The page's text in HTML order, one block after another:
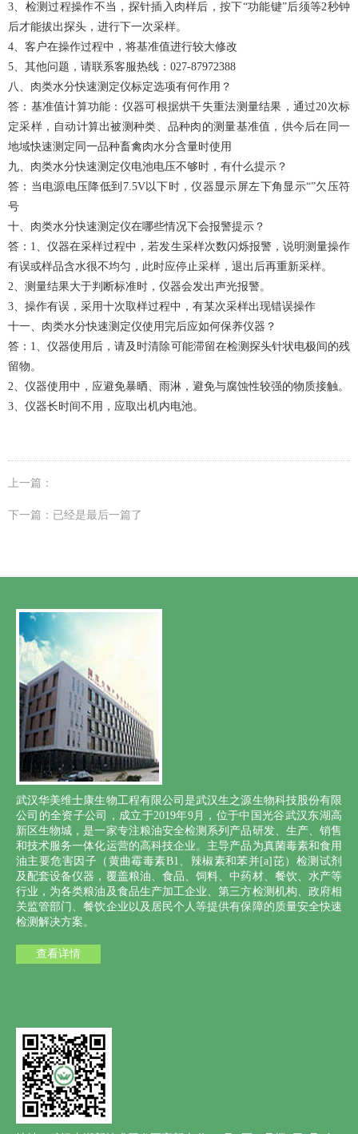
3、检测过程操作不当，探针插入肉样后，按下“功能键”后须等2秒钟
后才能拔出探头，进行下一次采样。
4、客户在操作过程中，将基准值进行较大修改
5、其他问题，请联系客服热线：027-87972388
八、肉类水分快速测定仪标定选项有何作用？
答：基准值计算功能：仪器可根据烘干失重法测量结果，通过20次标
定采样，自动计算出被测种类、品种肉的测量基准值，供今后在同一
地域快速测定同一品种畜禽肉水分含量时使用
九、肉类水分快速测定仪电池电压不够时，有什么提示？
答：当电源电压降低到7.5V以下时，仪器显示屏左下角显示“”欠压符
号
十、肉类水分快速测定仪在哪些情况下会报警提示？
答：1、仪器在采样过程中，若发生采样次数闪烁报警，说明测量操作
有误或样品含水很不均匀，此时应停止采样，退出后再重新采样。
2、测量结果大于判断标准时，仪器会发出声光报警。
3、操作有误，采用十次取样过程中，有某次采样出现错误操作
十一、肉类水分快速测定仪使用完后应如何保养仪器？
答：1、仪器使用后，请及时清除可能滞留在检测探头针状电极间的残
留物。
2、仪器使用中，应避免暴晒、雨淋，避免与腐蚀性较强的物质接触。
3、仪器长时间不用，应取出机内电池。
上一篇：
下一篇：已经是最后一篇了
武汉华美维士康生物工程有限公司是武汉生之源生物科技股份有限
公司的全资子公司，成立于2019年9月，位于中国光谷武汉东湖高
新区生物城，是一家专注粮油安全检测系列产品研发、生产、销售
和技术服务一体化运营的高科技企业。主导产品为真菌毒素和食用
油主要危害因子（黄曲霉毒素B1、辣椒素和苯并[a]芘）检测试剂
及配套设备仪器，覆盖粮油、食品、饲料、中药材、餐饮、水产等
行业，为各类粮油及食品生产加工企业、第三方检测机构、政府相
关监管部门、餐饮企业以及居民个人等提供有保障的质量安全快速
检测解决方案。
查看详情